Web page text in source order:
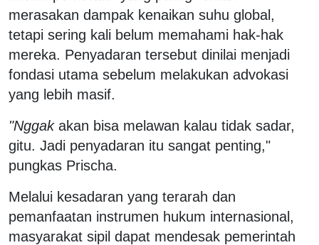
merasakan dampak kenaikan suhu global,
tetapi sering kali belum memahami hak-hak
mereka. Penyadaran tersebut dinilai menjadi
fondasi utama sebelum melakukan advokasi
yang lebih masif.
"Nggakakan bisa melawan kalau tidak sadar,
gitu. Jadi penyadaran itu sangat penting,"
pungkas Prischa.
Melalui kesadaran yang terarah dan
pemanfaatan instrumen hukum internasional,
masyarakat sipil dapat mendesak pemerintah